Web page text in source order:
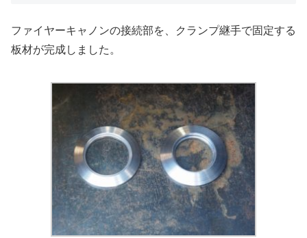
ファイヤーキャノンの接続部を、クランプ継手で固定する
板材が完成しました。